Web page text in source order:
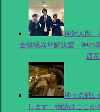
神対人間
全領域異常解決室 神の
原
神々の戦
します 物語はここ